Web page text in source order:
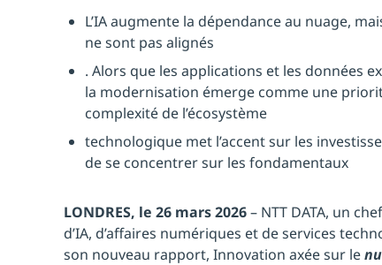
L’IA augmente la dépendance au nuage,
ne sont pas alignés
. Alors que les applications et les données
la modernisation émerge comme une
complexité de l’écosystème
technologique met l’accent sur les
de se concentrer sur les fondamentaux
LONDRES, le 26 mars 2026– NTT DATA, un
d’IA, d’affaires numériques et de services
son nouveau rapport, Innovation axée sur le